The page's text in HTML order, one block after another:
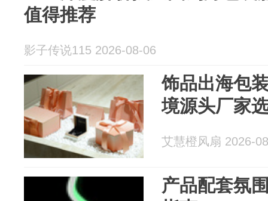
值得推荐
影子传说115 2026-08-06
饰品出海包
境源头厂家
艾慧橙风扇 2026-
产品配套氛